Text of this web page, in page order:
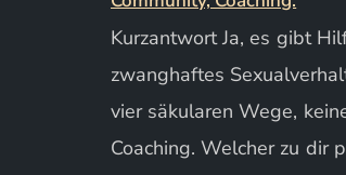
Kurzantwort Ja, es gibt
zwanghaftes
vier säkularen Wege,
Coaching. Welcher zu dir